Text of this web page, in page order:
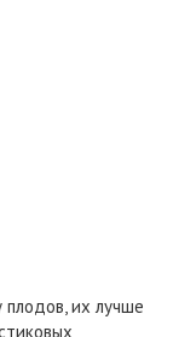
их лучше